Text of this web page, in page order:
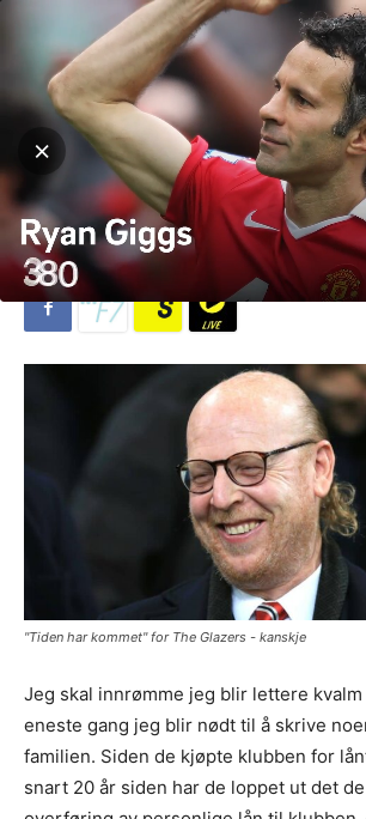
Hjem Fotball
Fotball Premier League
De kjøpte klubben
penger for snart 20
Av Gaardvik - 1. mars 2023
"Tiden har kommet" for The Glazers - kanskje
Jeg skal innrømme jeg blir lettere
eneste gang jeg blir nødt til å skrive
familien. Siden de kjøpte klubben for
snart 20 år siden har de loppet ut det